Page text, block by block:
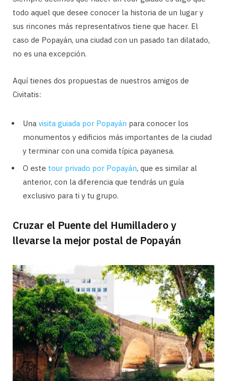
todo aquel que desee conocer la historia de un lugar y
sus rincones más representativos tiene que hacer. El
caso de Popayán, una ciudad con un pasado tan dilatado,
no es una excepción.
Aquí tienes dos propuestas de nuestros amigos de
Civitatis:
Una visita guiada por Popayán para conocer los
monumentos y edificios más importantes de la ciudad
y terminar con una comida típica payanesa.
O este tour privado por Popayán, que es similar al
anterior, con la diferencia que tendrás un guía
exclusivo para ti y tu grupo.
Cruzar el Puente del Humilladero y
llevarse la mejor postal de Popayán